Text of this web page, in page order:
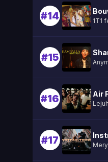
#14 1T1
#15
#16 Air
Lejuh
#17